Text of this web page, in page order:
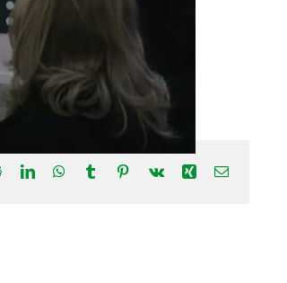
RedditLinkedInWhatsApp
Tumblr Pinterest
Vk XingCorreo